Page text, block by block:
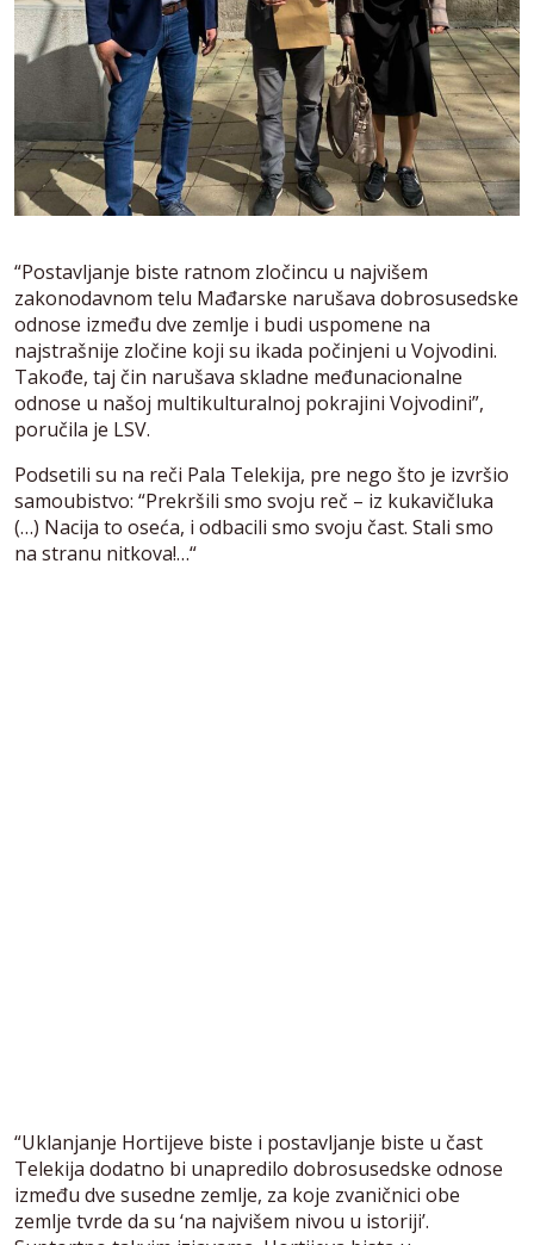
“Postavljanje biste ratnom zločincu u najvišem
zakonodavnom telu Mađarske narušava dobrosusedske
odnose između dve zemlje i budi uspomene na
najstrašnije zločine koji su ikada počinjeni u Vojvodini.
Takođe, taj čin narušava skladne međunacionalne
odnose u našoj multikulturalnoj pokrajini Vojvodini”,
poručila je LSV.
Podsetili su na reči Pala Telekija, pre nego što je izvršio
samoubistvo: “Prekršili smo svoju reč – iz kukavičluka
(…) Nacija to oseća, i odbacili smo svoju čast. Stali smo
na stranu nitkova!…“
“Uklanjanje Hortijeve biste i postavljanje biste u čast
Telekija dodatno bi unapredilo dobrosusedske odnose
između dve susedne zemlje, za koje zvaničnici obe
zemlje tvrde da su ‘na najvišem nivou u istoriji’.